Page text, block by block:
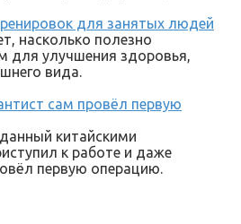
для занятых людей
насколько полезно
для улучшения здоровья,
вида.
сам провёл первую
китайскими
к работе и даже
первую операцию.